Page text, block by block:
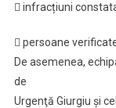
 infracțiuni
 persoane
De asemenea,
de
Urgenţă Giurgiu şi